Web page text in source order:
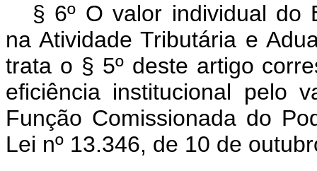
§ 6º O valor individual do
na Atividade Tributária e
trata o § 5º deste artigo
eficiência institucional pelo
Função Comissionada do
Lei nº 13.346, de 10 de